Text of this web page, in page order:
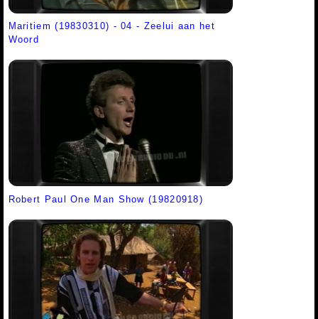
Maritiem (19830310) - 04 - Zeelui aan het
Woord
Robert Paul One Man Show (19820918)